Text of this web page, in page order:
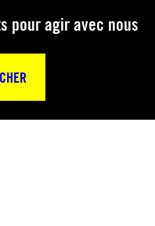
pour agir avec nous